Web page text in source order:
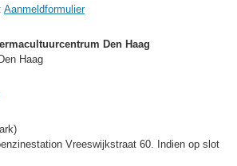
Aanmeldformulier
Den Haag
Haag
Vreeswijkstraat 60. Indien op slot